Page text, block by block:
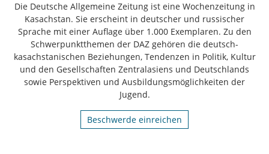
Die Deutsche Allgemeine Zeitung ist eine Wochenzeitung in
Kasachstan. Sie erscheint in deutscher und russischer
Sprache mit einer Auflage über 1.000 Exemplaren. Zu den
Schwerpunktthemen der DAZ gehören die deutsch-
kasachstanischen Beziehungen, Tendenzen in Politik, Kultur
und den Gesellschaften Zentralasiens und Deutschlands
sowie Perspektiven und Ausbildungsmöglichkeiten der
Jugend.
Beschwerde einreichen